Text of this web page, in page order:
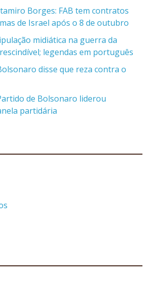
Borges: FAB tem contratos
de Israel após o 8 de outubro
midiática na guerra da
legendas em português
disse que reza contra o
de Bolsonaro liderou
partidária